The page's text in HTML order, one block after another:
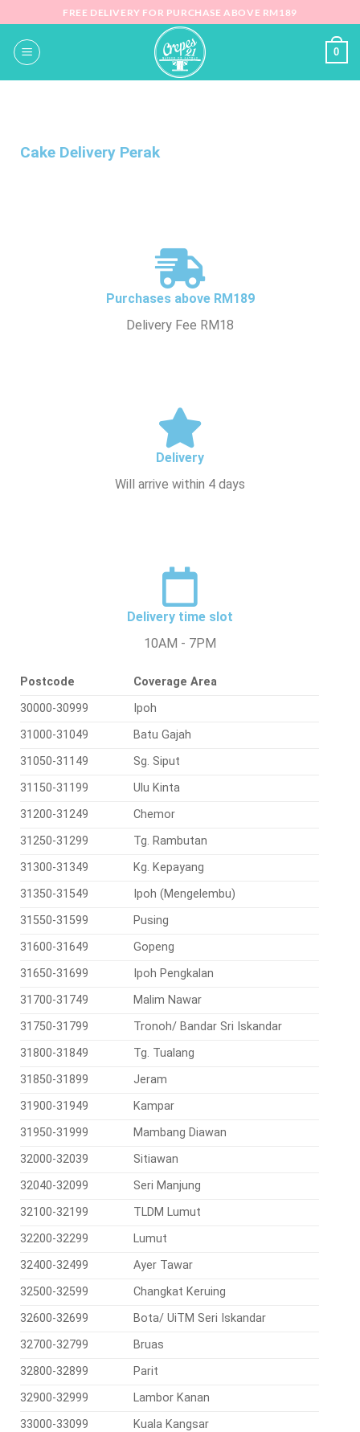
FREE DELIVERY FOR PURCHASE ABOVE RM189
0
Cake Delivery Perak
Purchases above RM189
Delivery Fee RM18
Delivery
Will arrive within 4 days
Delivery time slot
10AM - 7PM
Postcode
Coverage Area
30000-30999
Ipoh
31000-31049
Batu Gajah
31050-31149
Sg. Siput
31150-31199
Ulu Kinta
31200-31249
Chemor
31250-31299
Tg. Rambutan
31300-31349
Kg. Kepayang
31350-31549
Ipoh (Mengelembu)
31550-31599
Pusing
31600-31649
Gopeng
31650-31699
Ipoh Pengkalan
31700-31749
Malim Nawar
31750-31799
Tronoh/ Bandar Sri Iskandar
31800-31849
Tg. Tualang
31850-31899
Jeram
31900-31949
Kampar
31950-31999
Mambang Diawan
32000-32039
Sitiawan
32040-32099
Seri Manjung
32100-32199
TLDM Lumut
32200-32299
Lumut
32400-32499
Ayer Tawar
32500-32599
Changkat Keruing
32600-32699
Bota/ UiTM Seri Iskandar
32700-32799
Bruas
32800-32899
Parit
32900-32999
Lambor Kanan
33000-33099
Kuala Kangsar